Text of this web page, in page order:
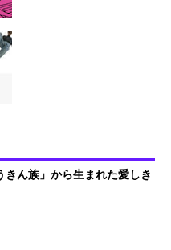
きん族」から生まれた愛しき